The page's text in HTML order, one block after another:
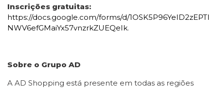
Inscrições gratuitas:
https://docs.google.com/forms/d/1OSK5P96YeID2zEPTl
NWV6efGMaiYx57vnzrkZUEQeIk.
Sobre o Grupo AD
A AD Shopping está presente em todas as regiões